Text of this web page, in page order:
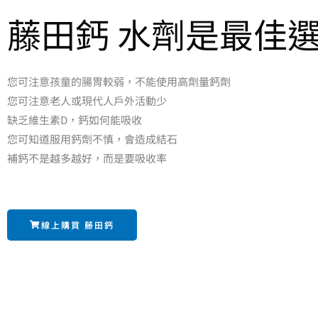
藤田鈣 水劑是最佳
您可注意孩童的腸胃較弱，不能使用高劑量鈣劑
您可注意老人或現代人戶外活動少
缺乏維生素D，鈣如何能吸收
您可知道服用鈣劑不慎，會造成結石
補鈣不是越多越好，而是要吸收率
線上購買 藤田鈣